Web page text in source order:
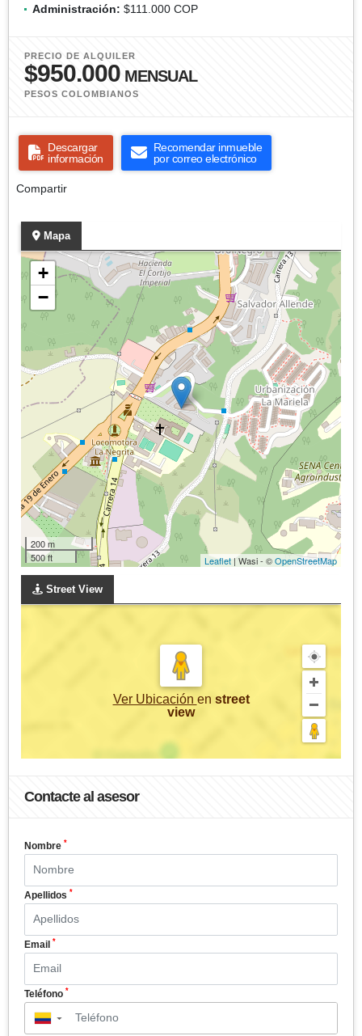
Administración: $111.000 COP
PRECIO DE ALQUILER
$950.000 MENSUAL
PESOS COLOMBIANOS
Descargar
información
Recomendar inmueble
por correo electrónico
Compartir
Mapa
+
−
200 m
500 ft
Leaflet| Wasi - ©OpenStreetMap
Street View
Ver Ubicación en street
view
Contacte al asesor
Nombre *
Apellidos *
Email *
Teléfono *
▼